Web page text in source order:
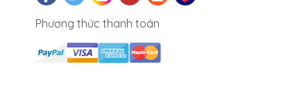
Phương thức thanh toán